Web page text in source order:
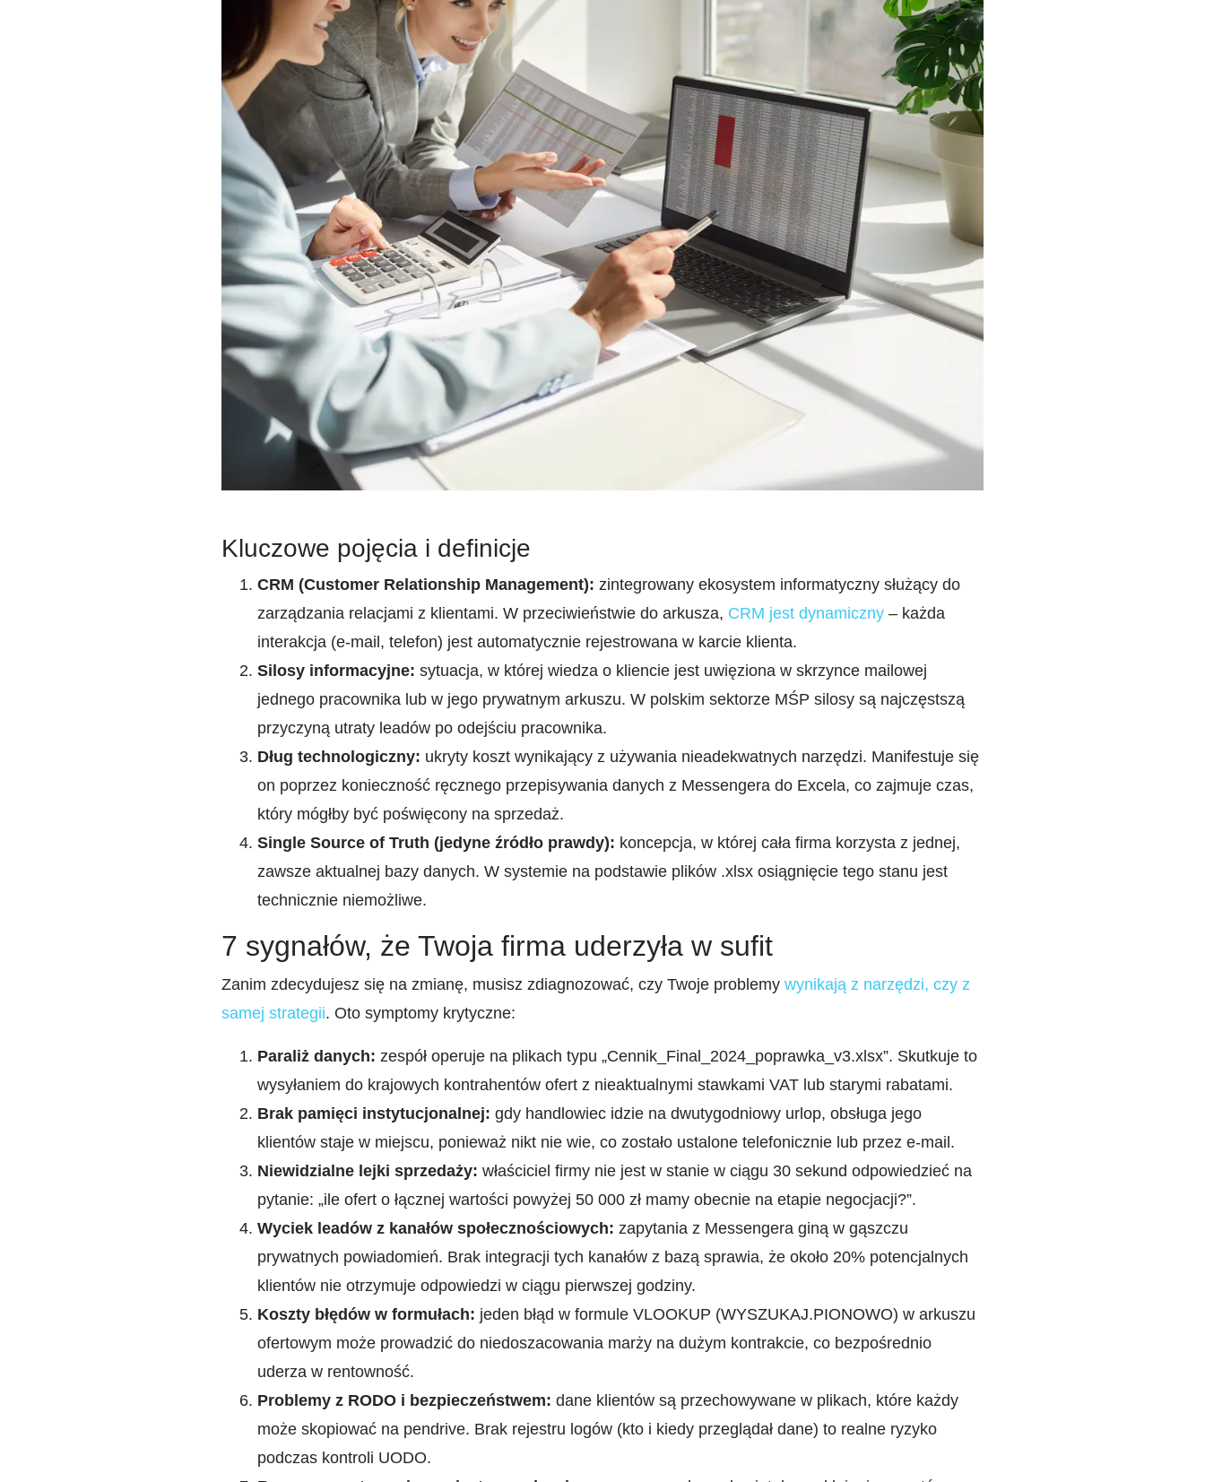
Kluczowe pojęcia i definicje
CRM (Customer Relationship Management): zintegrowany ekosystem informatyczny służący do
zarządzania relacjami z klientami. W przeciwieństwie do arkusza, CRM jest dynamiczny – każda
interakcja (e-mail, telefon) jest automatycznie rejestrowana w karcie klienta.
Silosy informacyjne: sytuacja, w której wiedza o kliencie jest uwięziona w skrzynce mailowej
jednego pracownika lub w jego prywatnym arkuszu. W polskim sektorze MŚP silosy są najczęstszą
przyczyną utraty leadów po odejściu pracownika.
Dług technologiczny: ukryty koszt wynikający z używania nieadekwatnych narzędzi. Manifestuje się
on poprzez konieczność ręcznego przepisywania danych z Messengera do Excela, co zajmuje czas,
który mógłby być poświęcony na sprzedaż.
Single Source of Truth (jedyne źródło prawdy): koncepcja, w której cała firma korzysta z jednej,
zawsze aktualnej bazy danych. W systemie na podstawie plików .xlsx osiągnięcie tego stanu jest
technicznie niemożliwe.
7 sygnałów, że Twoja firma uderzyła w sufit
Zanim zdecydujesz się na zmianę, musisz zdiagnozować, czy Twoje problemy wynikają z narzędzi, czy z
samej strategii. Oto symptomy krytyczne:
Paraliż danych: zespół operuje na plikach typu „Cennik_Final_2024_poprawka_v3.xlsx”. Skutkuje to
wysyłaniem do krajowych kontrahentów ofert z nieaktualnymi stawkami VAT lub starymi rabatami.
Brak pamięci instytucjonalnej: gdy handlowiec idzie na dwutygodniowy urlop, obsługa jego
klientów staje w miejscu, ponieważ nikt nie wie, co zostało ustalone telefonicznie lub przez e-mail.
Niewidzialne lejki sprzedaży: właściciel firmy nie jest w stanie w ciągu 30 sekund odpowiedzieć na
pytanie: „ile ofert o łącznej wartości powyżej 50 000 zł mamy obecnie na etapie negocjacji?”.
Wyciek leadów z kanałów społecznościowych: zapytania z Messengera giną w gąszczu
prywatnych powiadomień. Brak integracji tych kanałów z bazą sprawia, że około 20% potencjalnych
klientów nie otrzymuje odpowiedzi w ciągu pierwszej godziny.
Koszty błędów w formułach: jeden błąd w formule VLOOKUP (WYSZUKAJ.PIONOWO) w arkuszu
ofertowym może prowadzić do niedoszacowania marży na dużym kontrakcie, co bezpośrednio
uderza w rentowność.
Problemy z RODO i bezpieczeństwem: dane klientów są przechowywane w plikach, które każdy
może skopiować na pendrive. Brak rejestru logów (kto i kiedy przeglądał dane) to realne ryzyko
podczas kontroli UODO.